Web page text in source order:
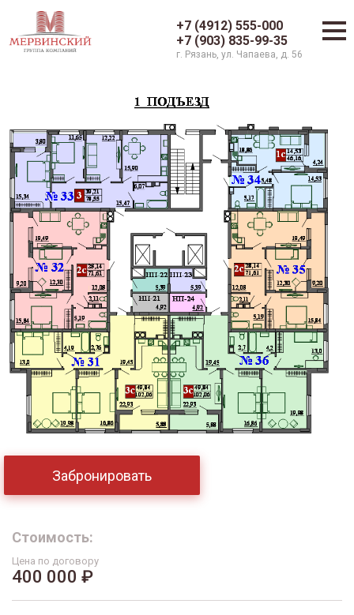
+7 (4912) 555-000
+7 (903) 835-99-35
г. Рязань, ул. Чапаева, д. 56
Забронировать
Стоимость:
Цена по договору
400 000 ₽